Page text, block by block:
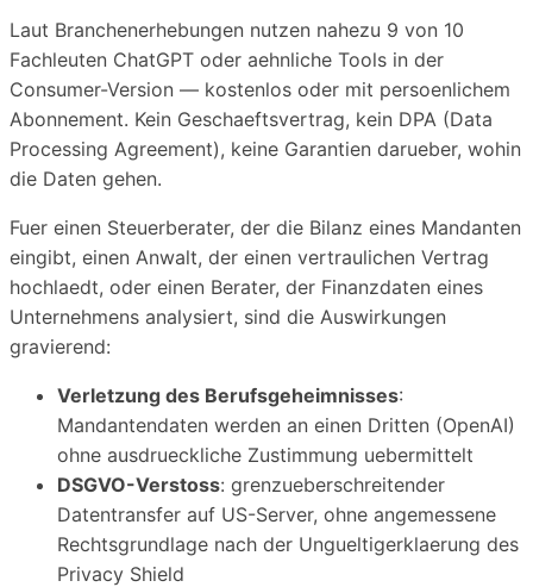
Laut Branchenerhebungen nutzen nahezu 9 von 10
Fachleuten ChatGPT oder aehnliche Tools in der
Consumer-Version — kostenlos oder mit persoenlichem
Abonnement. Kein Geschaeftsvertrag, kein DPA (Data
Processing Agreement), keine Garantien darueber, wohin
die Daten gehen.
Fuer einen Steuerberater, der die Bilanz eines Mandanten
eingibt, einen Anwalt, der einen vertraulichen Vertrag
hochlaedt, oder einen Berater, der Finanzdaten eines
Unternehmens analysiert, sind die Auswirkungen
gravierend:
Verletzung des Berufsgeheimnisses:
Mandantendaten werden an einen Dritten (OpenAI)
ohne ausdrueckliche Zustimmung uebermittelt
DSGVO-Verstoss: grenzueberschreitender
Datentransfer auf US-Server, ohne angemessene
Rechtsgrundlage nach der Ungueltigerklaerung des
Privacy Shield